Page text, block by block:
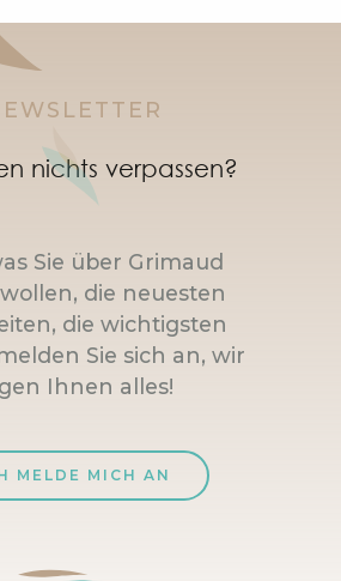
nichts verpassen?
Sie über Grimaud
die neuesten
die wichtigsten
Sie sich an, wir
Ihnen alles!
MELDE MICH AN